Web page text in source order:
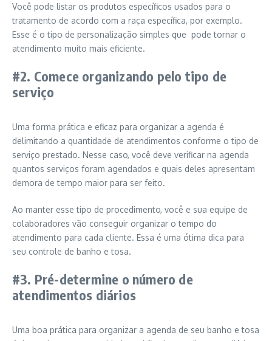
Você pode listar os produtos específicos usados para o
tratamento de acordo com a raça específica, por exemplo.
Esse é o tipo de personalização simples que pode tornar o
atendimento muito mais eficiente.
#2. Comece organizando pelo tipo de
serviço
Uma forma prática e eficaz para organizar a agenda é
delimitando a quantidade de atendimentos conforme o tipo de
serviço prestado. Nesse caso, você deve verificar na agenda
quantos serviços foram agendados e quais deles apresentam
demora de tempo maior para ser feito.
Ao manter esse tipo de procedimento, você e sua equipe de
colaboradores vão conseguir organizar o tempo do
atendimento para cada cliente. Essa é uma ótima dica para
seu controle de banho e tosa.
#3. Pré-determine o número de
atendimentos diários
Uma boa prática para organizar a agenda de seu banho e tosa